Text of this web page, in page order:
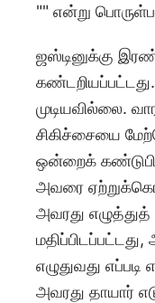
"" என்று
ஜஸ்டினுக்கு
முடியவில்லை.
சிகிச்சையை
ஒன்றைக்
அவரை
அவரது
எழுதுவது
அவரது தாயார்